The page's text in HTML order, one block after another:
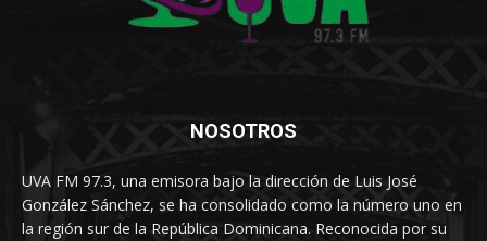
NOSOTROS
UVA FM 97.3, una emisora bajo la dirección de Luis José
González Sánchez, se ha consolidado como la número uno en
la región sur de la República Dominicana. Reconocida por su